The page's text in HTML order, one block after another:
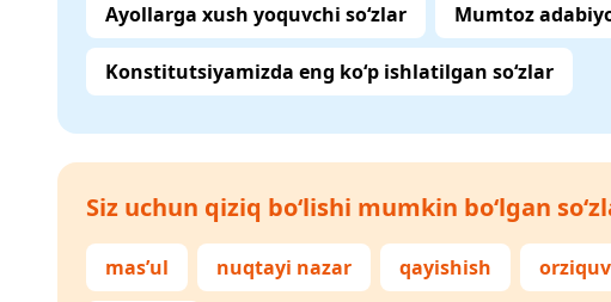
Ayollarga xush yoquvchi so‘zlar Mumtoz
Konstitutsiyamizda eng ko‘p ishlatilgan so‘zlar
Siz uchun qiziq bo‘lishi mumkin bo‘lgan
mas’ul nuqtayi nazar qayishish orziquv